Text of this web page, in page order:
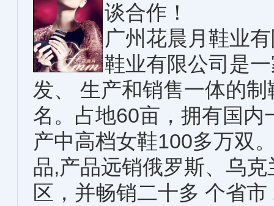
谈合作！
广州花晨月鞋业
鞋业有限公司是
发、 生产和销售一体的
名。占地60亩，拥有国
产中高档女鞋100多万双
品,产品远销俄罗斯、乌
区，并畅销二十多 个省